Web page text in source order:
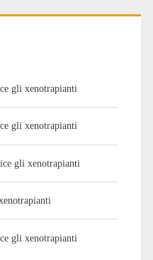
gli xenotrapianti
gli xenotrapianti
gli xenotrapianti
gli xenotrapianti